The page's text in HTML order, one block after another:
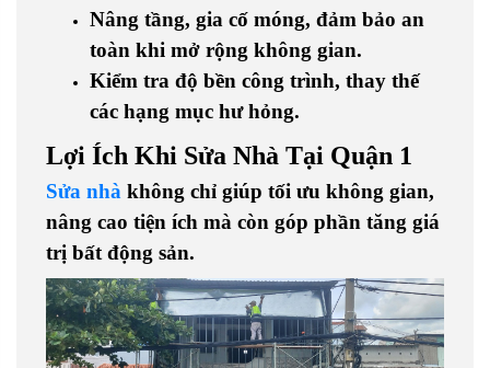
Nâng tầng, gia cố móng, đảm bảo an
toàn khi mở rộng không gian.
Kiểm tra độ bền công trình, thay thế
các hạng mục hư hỏng.
Lợi Ích Khi Sửa Nhà Tại Quận 1
Sửa nhà không chỉ giúp tối ưu không gian,
nâng cao tiện ích mà còn góp phần tăng giá
trị bất động sản.